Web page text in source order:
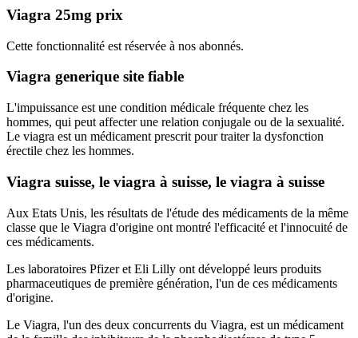
Viagra 25mg prix
Cette fonctionnalité est réservée à nos abonnés.
Viagra generique site fiable
L'impuissance est une condition médicale fréquente chez les
hommes, qui peut affecter une relation conjugale ou de la sexualité.
Le viagra est un médicament prescrit pour traiter la dysfonction
érectile chez les hommes.
Viagra suisse, le viagra à suisse, le viagra à suisse
Aux Etats Unis, les résultats de l'étude des médicaments de la même
classe que le Viagra d'origine ont montré l'efficacité et l'innocuité de
ces médicaments.
Les laboratoires Pfizer et Eli Lilly ont développé leurs produits
pharmaceutiques de première génération, l'un de ces médicaments
d'origine.
Le Viagra, l'un des deux concurrents du Viagra, est un médicament